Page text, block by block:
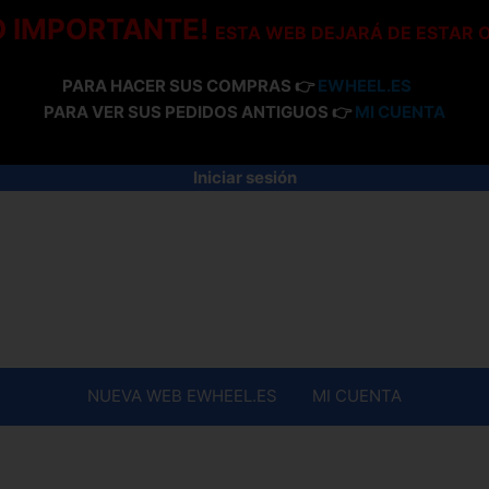
IMPORTANTE! ESTA WEB DEJARÁ DE ESTAR
PARA HACER SUS COMPRAS 👉 EWHEEL.ES
PARA VER SUS PEDIDOS ANTIGUOS 👉 MI CUENTA
Iniciar sesión
NUEVA WEB EWHEEL.ES MI CUENTA